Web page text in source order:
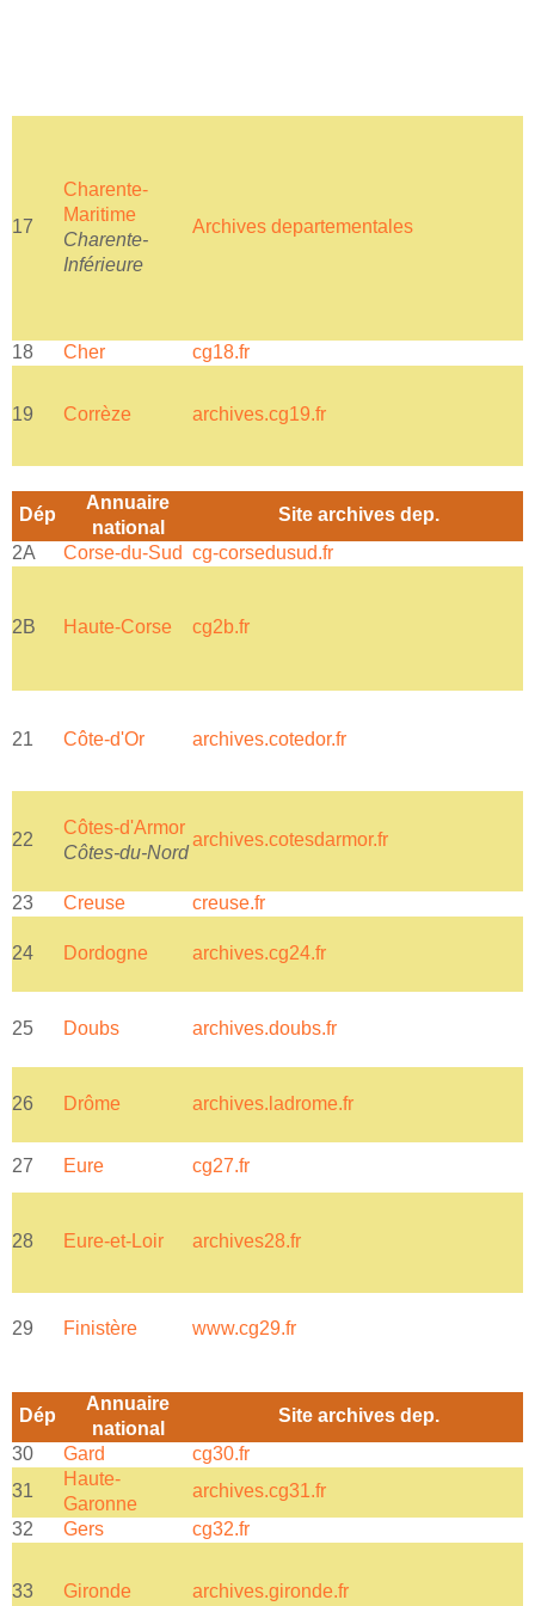
17
Charente-
Maritime
Charente-
Inférieure
Archives departementales
18 Cher cg18.fr
19 Corrèze archives.cg19.fr
Dép
Annuaire
national
Site archives dep.
2A
Corse-du-Sud cg-corsedusud.fr
2B Haute-Corse cg2b.fr
21 Côte-d'Or archives.cotedor.fr
22
Côtes-d'Armor
Côtes-du-Nord
archives.cotesdarmor.fr
23 Creuse creuse.fr
24 Dordogne archives.cg24.fr
25 Doubs archives.doubs.fr
26 Drôme archives.ladrome.fr
27 Eure cg27.fr
28 Eure-et-Loir archives28.fr
29 Finistère www.cg29.fr
Dép
Annuaire
national
Site archives dep.
30
Gard
cg30.fr
31
Haute-
Garonne
archives.cg31.fr
32
Gers cg32.fr
33 Gironde archives.gironde.fr